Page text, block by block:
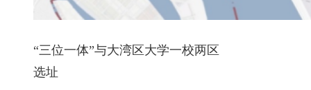
“三位一体”与大湾区大学一校两区
选址